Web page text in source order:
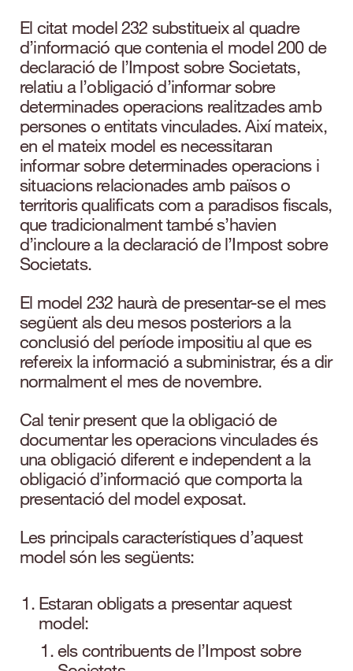
El citat model 232 substitueix al quadre
d’informació que contenia el model 200 de
declaració de l’Impost sobre Societats,
relatiu a l’obligació d’informar sobre
determinades operacions realitzades amb
persones o entitats vinculades. Així mateix,
en el mateix model es necessitaran
informar sobre determinades operacions i
situacions relacionades amb països o
territoris qualificats com a paradisos fiscals,
que tradicionalment també s’havien
d’incloure a la declaració de l’Impost sobre
Societats.
El model 232 haurà de presentar-se el mes
següent als deu mesos posteriors a la
conclusió del període impositiu al que es
refereix la informació a subministrar, és a dir
normalment el mes de novembre.
Cal tenir present que la obligació de
documentar les operacions vinculades és
una obligació diferent e independent a la
obligació d’informació que comporta la
presentació del model exposat.
Les principals característiques d’aquest
model són les següents:
Estaran obligats a presentar aquest
model:
els contribuents de l’Impost sobre